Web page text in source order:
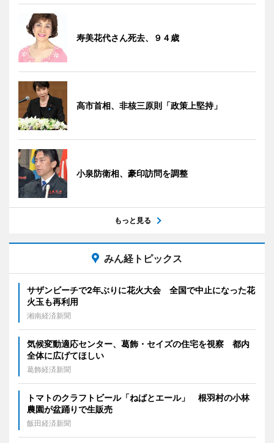
寿美花代さん死去、９４歳
高市首相、非核三原則「政策上堅持」
小泉防衛相、豪印訪問を調整
もっと見る
みん経トピックス
サザンビーチで2年ぶりに花火大会 全国で中止になった花
火玉も再利用
湘南経済新聞
気候変動適応センター、葛飾・セイズの住宅を視察 都内
全体に広げてほしい
葛飾経済新聞
トマトのクラフトビール「ねばとエール」 根羽村の小林
農園が盆踊りで生販売
飯田経済新聞